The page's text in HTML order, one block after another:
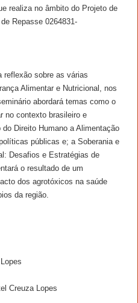
realiza no âmbito do Projeto de
Repasse 0264831-
reflexão sobre as várias
Alimentar e Nutricional, nos
abordará temas como o
no contexto brasileiro e
Direito Humano a Alimentação
públicas e; a Soberania e
Desafios e Estratégias de
o resultado de um
dos agrotóxicos na saúde
da região.
Creuza Lopes